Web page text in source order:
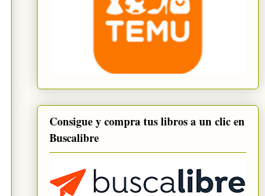
Consigue y compra tus libros a un clic en
Buscalibre